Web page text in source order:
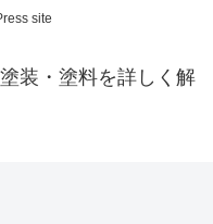
site
装・塗料を詳しく解